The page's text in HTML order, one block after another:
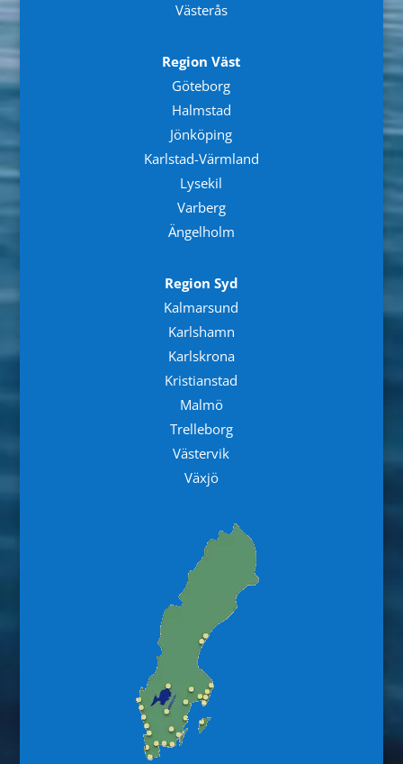
Västerås
Region Väst
Göteborg
Halmstad
Jönköping
Karlstad-Värmland
Lysekil
Varberg
Ängelholm
Region Syd
Kalmarsund
Karlshamn
Karlskrona
Kristianstad
Malmö
Trelleborg
Västervik
Växjö